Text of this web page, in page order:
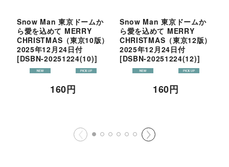
Snow Man 東京ドームか
ら愛を込めて MERRY
CHRISTMAS（東京10版）
2025年12月24日付
[DSBN-20251224(10)]
160円
Snow Man 東京ドームか
ら愛を込めて MERRY
CHRISTMAS（東京12版）
2025年12月24日付
[DSBN-20251224(12)]
160円